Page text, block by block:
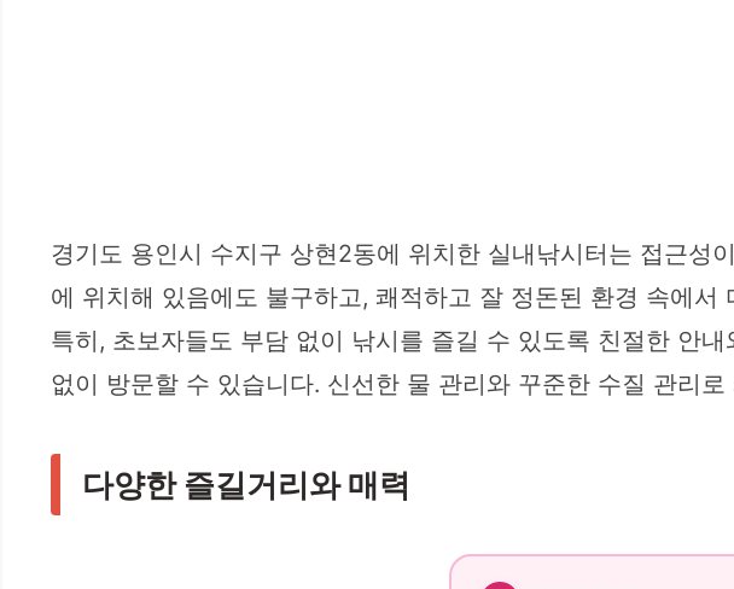
경기도 용인시 수지구 상현2동에 위치한 실내낚시터는 접근성
에 위치해 있음에도 불구하고, 쾌적하고 잘 정돈된 환경 속에
특히, 초보자들도 부담 없이 낚시를 즐길 수 있도록 친절한 안
없이 방문할 수 있습니다. 신선한 물 관리와 꾸준한 수질 관리
다양한 즐길거리와 매력